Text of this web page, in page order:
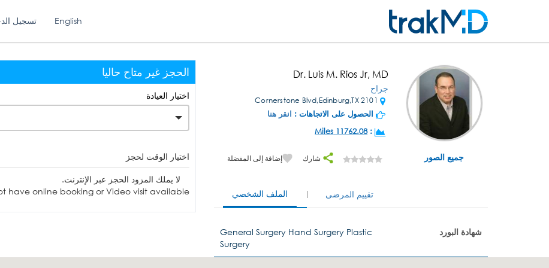
تسجيل English
جميع الصور
Dr. Luis M. Rios Jr, MD
جراح
الحصول على الاتجاهات : انقر هنا
:
11762.08 Miles
شارك إضافة إلى المفضلة
الملف الشخصي تقييم المرضى
شهادة البورد
General Surgery Hand Surgery Plastic
Surgery
الحجز غير متاح حاليا
اختيار العيادة
اختيار الوقت لحجز
لا يملك المزود الحجز عبر الإنترنت.
have online booking or Video visit available.